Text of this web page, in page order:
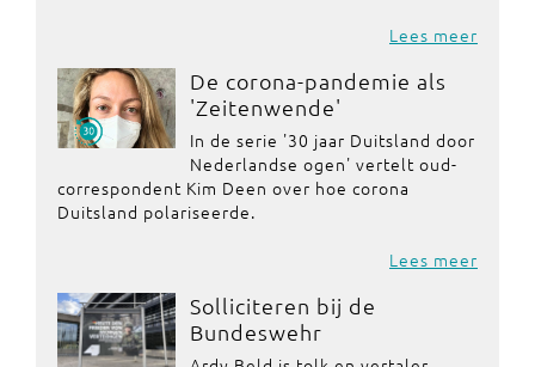
Lees meer
De corona-pandemie als
'Zeitenwende'
In de serie '30 jaar Duitsland door
Nederlandse ogen' vertelt oud-
correspondent Kim Deen over hoe corona
Duitsland polariseerde.
Lees meer
Solliciteren bij de
Bundeswehr